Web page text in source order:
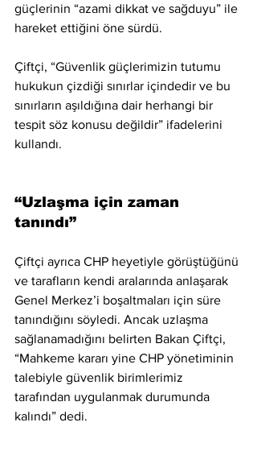
güçlerinin “azami dikkat ve sağduyu” ile
hareket ettiğini öne sürdü.
Çiftçi, “Güvenlik güçlerimizin tutumu
hukukun çizdiği sınırlar içindedir ve bu
sınırların aşıldığına dair herhangi bir
tespit söz konusu değildir” ifadelerini
kullandı.
“Uzlaşma için zaman
tanındı”
Çiftçi ayrıca CHP heyetiyle görüştüğünü
ve tarafların kendi aralarında anlaşarak
Genel Merkez’i boşaltmaları için süre
tanındığını söyledi. Ancak uzlaşma
sağlanamadığını belirten Bakan Çiftçi,
“Mahkeme kararı yine CHP yönetiminin
talebiyle güvenlik birimlerimiz
tarafından uygulanmak durumunda
kalındı” dedi.